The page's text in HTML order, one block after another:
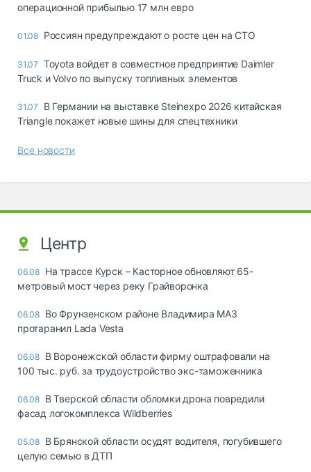
операционной прибылью 17 млн евро
01.08 Россиян предупреждают о росте цен на СТО
31.07 Toyota войдет в совместное предприятие Daimler
Truck и Volvo по выпуску топливных элементов
31.07
В Германии на выставке Steinexpo 2026 китайская
Triangle покажет новые шины для спецтехники
Все новости
Центр
06.08 На трассе Курск – Касторное обновляют 65-
метровый мост через реку Грайворонка
06.08 Во Фрунзенском районе Владимира МАЗ
протаранил Lada Vesta
06.08 В Воронежской области фирму оштрафовали на
100 тыс. руб. за трудоустройство экс-таможенника
06.08 В Тверской области обломки дрона повредили
фасад логокомплекса Wildberries
05.08 В Брянской области осудят водителя, погубившего
целую семью в ДТП